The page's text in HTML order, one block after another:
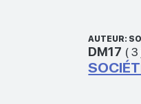
AUTEUR:
DM17 (3